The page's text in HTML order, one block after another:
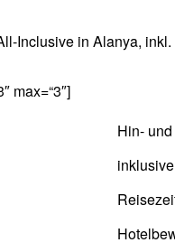
Inclusive in Alanya,
max=“3″]
Hin-